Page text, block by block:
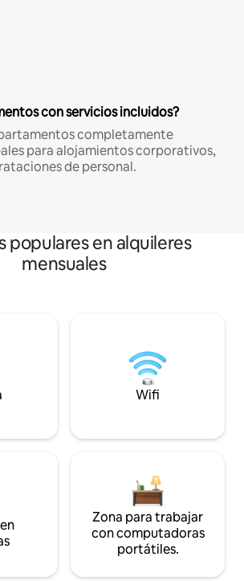
con servicios incluidos?
completamente
para alojamientos corporativos,
de personal.
populares en alquileres
mensuales
Wifi
Zona para trabajar
con computadoras
portátiles.